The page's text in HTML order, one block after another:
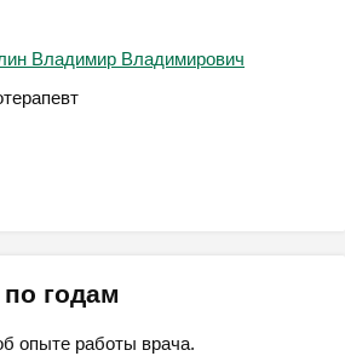
Владимир Владимирович
годам
опыте работы врача.